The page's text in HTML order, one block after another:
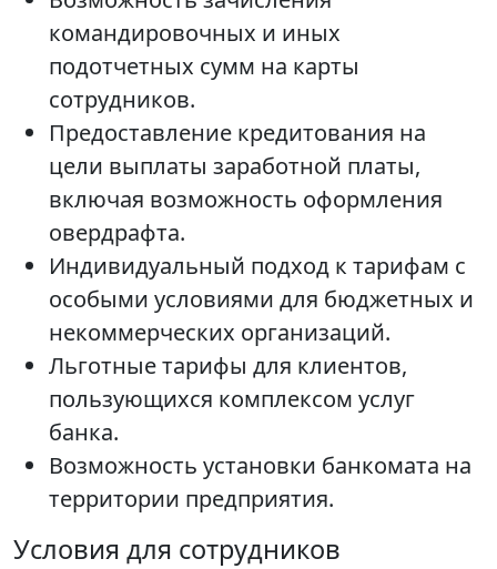
командировочных и иных
подотчетных сумм на карты
сотрудников.
Предоставление кредитования на
цели выплаты заработной платы,
включая возможность оформления
овердрафта.
Индивидуальный подход к тарифам с
особыми условиями для бюджетных и
некоммерческих организаций.
Льготные тарифы для клиентов,
пользующихся комплексом услуг
банка.
Возможность установки банкомата на
территории предприятия.
Условия для сотрудников